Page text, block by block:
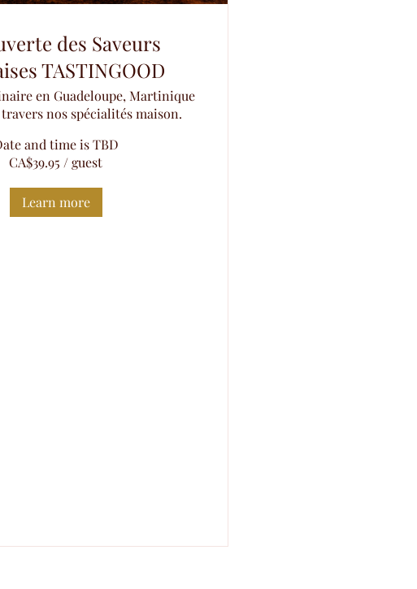
des Saveurs
TASTINGOOD
en Guadeloupe, Martinique
nos spécialités maison.
and time is TBD
CA$39.95 / guest
Learn more